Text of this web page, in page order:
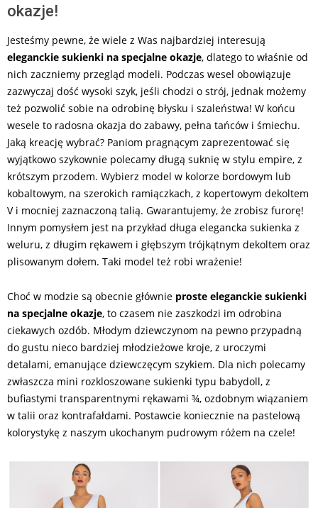
okazje!
Jesteśmy pewne, że wiele z Was najbardziej interesują
eleganckie sukienki na specjalne okazje, dlatego to właśnie od
nich zaczniemy przegląd modeli. Podczas wesel obowiązuje
zazwyczaj dość wysoki szyk, jeśli chodzi o strój, jednak możemy
też pozwolić sobie na odrobinę błysku i szaleństwa! W końcu
wesele to radosna okazja do zabawy, pełna tańców i śmiechu.
Jaką kreację wybrać? Paniom pragnącym zaprezentować się
wyjątkowo szykownie polecamy długą suknię w stylu empire, z
krótszym przodem. Wybierz model w kolorze bordowym lub
kobaltowym, na szerokich ramiączkach, z kopertowym dekoltem
V i mocniej zaznaczoną talią. Gwarantujemy, że zrobisz furorę!
Innym pomysłem jest na przykład długa elegancka sukienka z
weluru, z długim rękawem i głębszym trójkątnym dekoltem oraz
plisowanym dołem. Taki model też robi wrażenie!
Choć w modzie są obecnie głównie proste eleganckie sukienki
na specjalne okazje, to czasem nie zaszkodzi im odrobina
ciekawych ozdób. Młodym dziewczynom na pewno przypadną
do gustu nieco bardziej młodzieżowe kroje, z uroczymi
detalami, emanujące dziewczęcym szykiem. Dla nich polecamy
zwłaszcza mini rozkloszowane sukienki typu babydoll, z
bufiastymi transparentnymi rękawami ¾, ozdobnym wiązaniem
w talii oraz kontrafałdami. Postawcie koniecznie na pastelową
kolorystykę z naszym ukochanym pudrowym różem na czele!